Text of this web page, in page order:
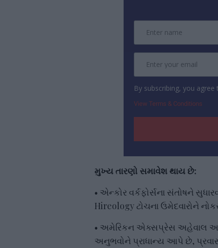
By subscribing, you
View Terms & Conditions
મુખ્ય તારણો સમાવેશ થાય છે:
• એન્કોર વર્કફોર્સના સંતોષને
Hireology ટોચના ઉમેદવારોને
• અમેરિકન એક્સપ્રેસ અહેવાલ
અનુભવોને પ્રાધાન્ય આપે છે,